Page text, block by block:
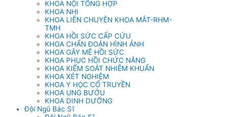
KHOA NỘI TỔNG HỢP
KHOA NHI
KHOA LIÊN CHUYÊN KHOA MẮT-RHM-
TMH
KHOA HỒI SỨC CẤP CỨU
KHOA CHẨN ĐOÁN HÌNH ẢNH
KHOA GÂY MÊ HỒI SỨC
KHOA PHỤC HỒI CHỨC NĂNG
KHOA KIỂM SOÁT NHIỄM KHUẨN
KHOA XÉT NGHIỆM
KHOA Y HỌC CỔ TRUYỀN
KHOA UNG BƯỚU
KHOA DINH DƯỠNG
Đội Ngũ Bác Sĩ